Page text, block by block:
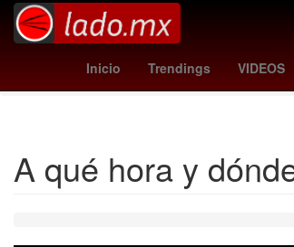
Inicio Trendings VIDEOS
Inter Miami CF tabla de goleo
A qué hora y